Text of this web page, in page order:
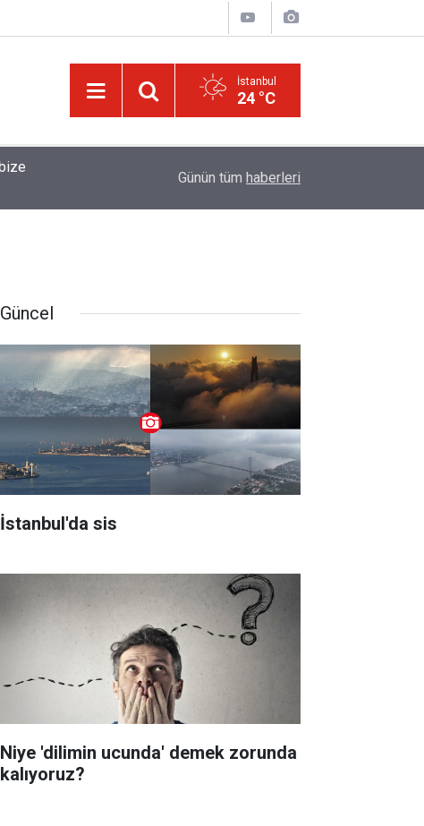
İstanbul
24 °C
Müslümanlardan dilinizi çekin, onlardan biri
Günün tüm haberleri
Güncel
İstanbul'da sis
Niye 'dilimin ucunda' demek zorunda
kalıyoruz?